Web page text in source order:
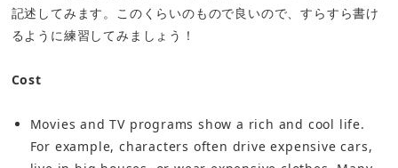
記述してみます。このくらいのもので良いので、すらすら書け
るように練習してみましょう！
Cost
Movies and TV programs show a rich and cool life.
For example, characters often drive expensive cars,